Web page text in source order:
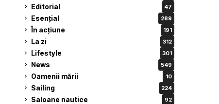
Editorial 47
Esențial 289
În acțiune 191
La zi 312
Lifestyle 301
News 549
Oamenii mării 10
Sailing 224
Saloane nautice 92